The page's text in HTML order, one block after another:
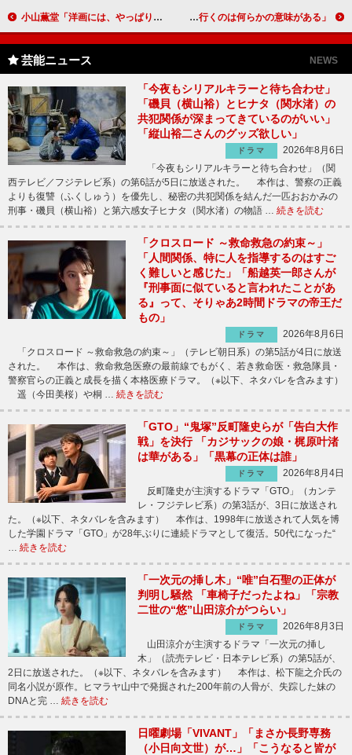
小山薫堂「洋画には、やっぱりワイン」 新企画で単館系映画館を応援 押尾学、東京拘置所に収容 「刑務所に行くのは何らかの意味がある」
芸能ニュース NEWS
「今夜もシリアルキラーと待ち合わせ」
「磯貝（横山裕）とヒナタ（関水渚）の
共犯関係が深まってきているのがいい」
「縦山裕二さんのグッズ欲しい」
ドラマ
2026年8月6日
「今夜もシリアルキラーと待ち合わせ」（関
西テレビ／フジテレビ系）の第6話が5日に放送された。 本作は、警察の正義
よりも復讐（ふくしゅう）を優先し、秘密の共犯関係を結んだ一匹おおかみの
刑事・磯貝（横山裕）と第六感女子ヒナタ（関水渚）の物語 … 続きを読む
「クロスロード ～救命救急の約束～」
「人間関係、特に人を指導するのはすご
く難しいと感じた」「船越英一郎さんが
『刑事面に似ていると言われたことがあ
る』って、そりゃあ2時間ドラマの帝王だ
もの」
ドラマ
2026年8月6日
「クロスロード ～救命救急の約束～」（テレビ朝日系）の第5話が4日に放送
された。 本作は、救命救急医療の最前線でもがく、若き救命医・救急隊員・
警察官らの正義と成長を描く本格医療ドラマ。（※以下、ネタバレを含みます）
遥（今田美桜）や桐 … 続きを読む
「GTO」“鬼塚”反町隆史らが「告白大作
戦」を決行 「カジサックの娘・梶原叶渚
は華がある」「黒幕の正体は誰」
ドラマ
2026年8月4日
反町隆史が主演するドラマ「GTO」（カンテ
レ・フジテレビ系）の第3話が、3日に放送され
た。（※以下、ネタバレを含みます） 本作は、1998年に放送されて人気を博
した学園ドラマ「GTO」が28年ぶりに連続ドラマとして復活。50代になった“
続きを読む
「一次元の挿し木」“唯”白石聖の正体が
判明し騒然 「車椅子だったよね」「宗教
二世の“悠”山田涼介がつらい」
ドラマ
2026年8月3日
山田涼介が主演するドラマ「一次元の挿し
木」（読売テレビ・日本テレビ系）の第5話が、
2日に放送された。（※以下、ネタバレを含みます） 本作は、松下龍之介氏の
同名小説が原作。ヒマラヤ山中で発掘された200年前の人骨が、失踪した妹の
DNAと完 … 続きを読む
日曜劇場「VIVANT」「まさか長野専務
（小日向文世）が…」「こうなると皆が